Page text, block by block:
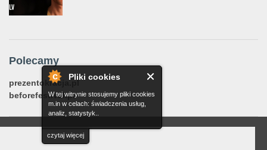
Pliki cookies
W tej witrynie stosujemy pliki cookies
m.in w celach: świadczenia usług,
analiz, statystyk..
czytaj więcej
Polecamy
prezentokracja.pl
beforefestival.pl